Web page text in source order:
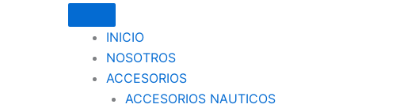
INICIO
NOSOTROS
ACCESORIOS
ACCESORIOS NAUTICOS